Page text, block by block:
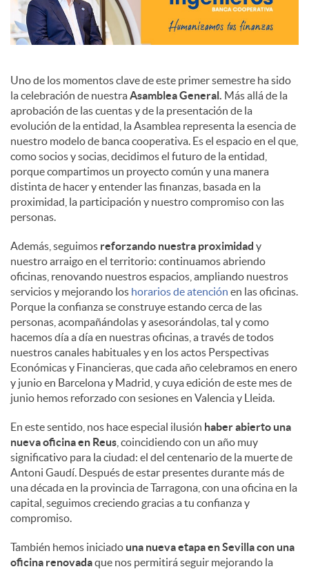
Uno de los momentos clave de este primer semestre ha sido
la celebración de nuestra Asamblea General. Más allá de la
aprobación de las cuentas y de la presentación de la
evolución de la entidad, la Asamblea representa la esencia de
nuestro modelo de banca cooperativa. Es el espacio en el que,
como socios y socias, decidimos el futuro de la entidad,
porque compartimos un proyecto común y una manera
distinta de hacer y entender las finanzas, basada en la
proximidad, la participación y nuestro compromiso con las
personas.
Además, seguimos reforzando nuestra proximidad y
nuestro arraigo en el territorio: continuamos abriendo
oficinas, renovando nuestros espacios, ampliando nuestros
servicios y mejorando los horarios de atención en las oficinas.
Porque la confianza se construye estando cerca de las
personas, acompañándolas y asesorándolas, tal y como
hacemos día a día en nuestras oficinas, a través de todos
nuestros canales habituales y en los actos Perspectivas
Económicas y Financieras, que cada año celebramos en enero
y junio en Barcelona y Madrid, y cuya edición de este mes de
junio hemos reforzado con sesiones en Valencia y Lleida.
En este sentido, nos hace especial ilusión haber abierto una
nueva oficina en Reus , coincidiendo con un año muy
significativo para la ciudad: el del centenario de la muerte de
Antoni Gaudí. Después de estar presentes durante más de
una década en la provincia de Tarragona, con una oficina en la
capital, seguimos creciendo gracias a tu confianza y
compromiso.
También hemos iniciado una nueva etapa en Sevilla con una
oficina renovadaque nos permitirá seguir mejorando la